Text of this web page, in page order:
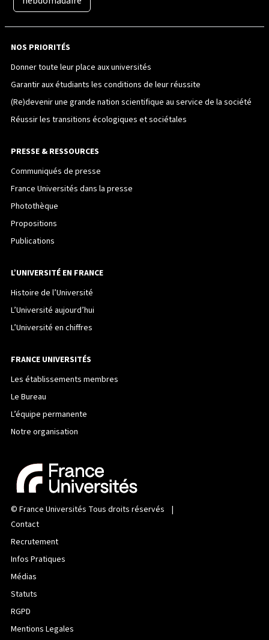
NOS PRIORITÉS
Donner toute leur place aux universités
Garantir aux étudiants les conditions de leur réussite
(Re)devenir une grande nation scientifique au service de la société
Réussir les transitions écologiques et sociétales
PRESSE & RESSOURCES
Communiqués de presse
France Universités dans la presse
Photothèque
Propositions
Publications
L’UNIVERSITÉ EN FRANCE
Histoire de l’Université
L’Université aujourd’hui
L’Université en chiffres
FRANCE UNIVERSITÉS
Les établissements membres
Le Bureau
L’équipe permanente
Notre organisation
© France Universités Tous droits réservés |
Contact
Recrutement
Infos Pratiques
Médias
Statuts
RGPD
Mentions Legales